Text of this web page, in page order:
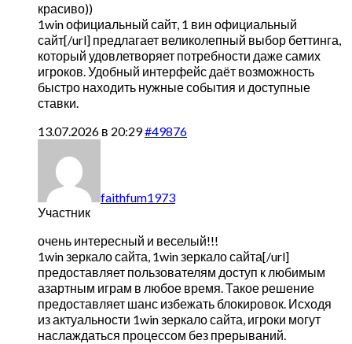
красиво))
1win официальный сайт, 1 вин официальный
сайт[/url] предлагает великолепный выбор беттинга,
который удовлетворяет потребности даже самих
игроков. Удобный интерфейс даёт возможность
быстро находить нужные события и доступные
ставки.
13.07.2026 в 20:29#49876
faithfum1973
Участник
очень интересный и веселый!!!
1win зеркало сайта, 1win зеркало сайта[/url]
предоставляет пользователям доступ к любимым
азартным играм в любое время. Такое решение
предоставляет шанс избежать блокировок. Исходя
из актуальности 1win зеркало сайта, игроки могут
наслаждаться процессом без прерываний.